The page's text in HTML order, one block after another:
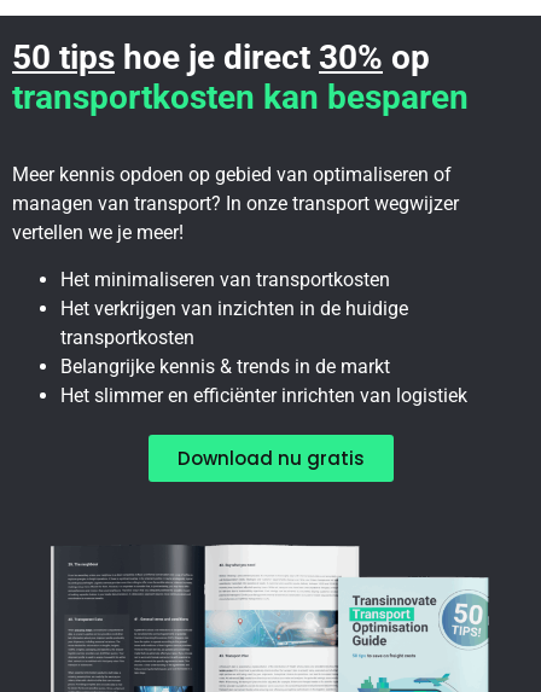
50 tips hoe je direct 30% op
transportkosten kan besparen
Meer kennis opdoen op gebied van optimaliseren of
managen van transport? In onze transport wegwijzer
vertellen we je meer!
Het minimaliseren van transportkosten
Het verkrijgen van inzichten in de huidige
transportkosten
Belangrijke kennis & trends in de markt
Het slimmer en efficiënter inrichten van logistiek
Download nu gratis